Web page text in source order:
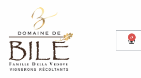
0